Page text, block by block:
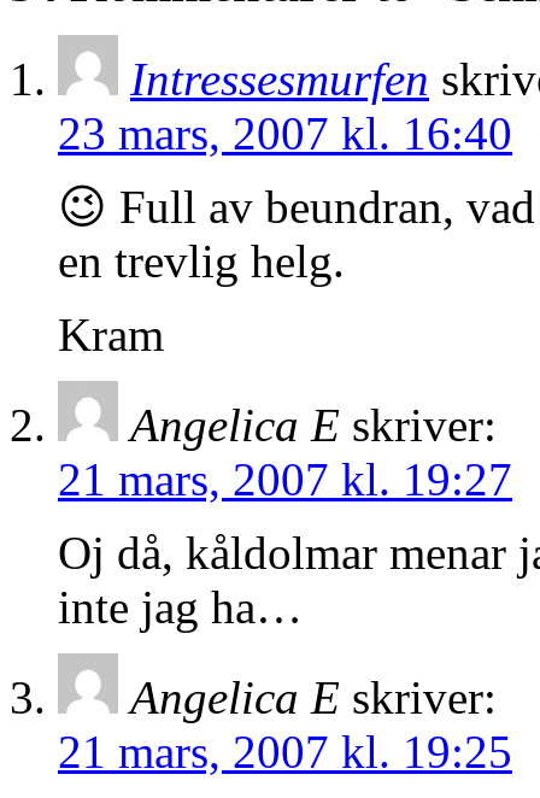
Intressesmurfen
23 mars, 2007 kl. 16:40
😉 Full av beundran,
en trevlig helg.
Kram
Angelica E skriver:
21 mars, 2007 kl. 19:27
Oj då, kåldolmar menar
inte jag ha…
Angelica E skriver:
21 mars, 2007 kl. 19:25